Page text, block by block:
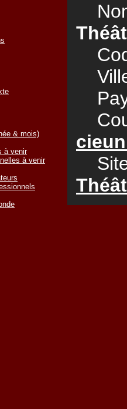
& mois)
à venir
à venir